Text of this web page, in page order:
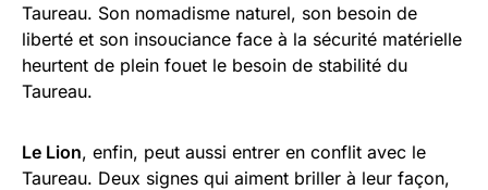
Taureau. Son nomadisme naturel, son besoin de
liberté et son insouciance face à la sécurité matérielle
heurtent de plein fouet le besoin de stabilité du
Taureau.
Le Lion, enfin, peut aussi entrer en conflit avec le
Taureau. Deux signes qui aiment briller à leur façon,